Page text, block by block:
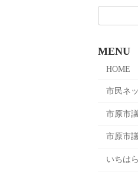
MENU
HOME
市民ネ
市原市
市原市
いちは